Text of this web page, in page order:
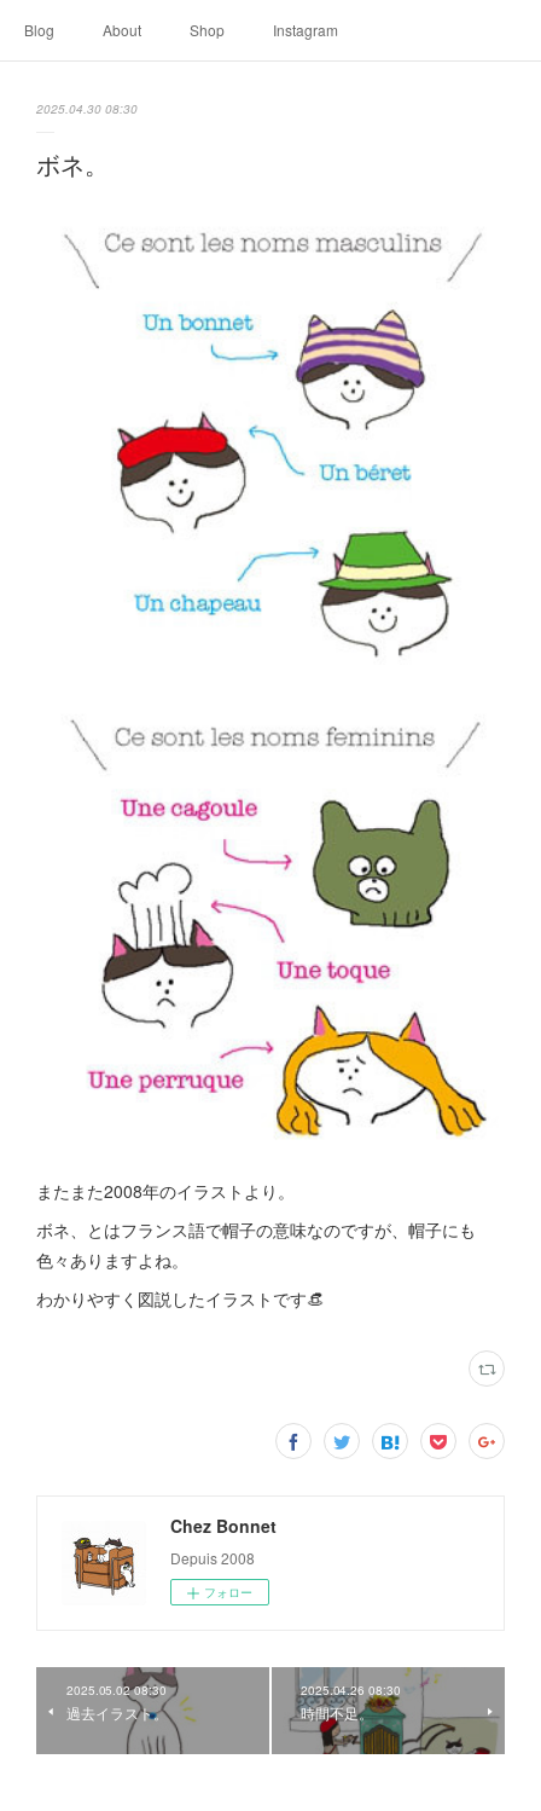
Blog About Shop Instagram
2025.04.30 08:30
ボネ。
またまた2008年のイラストより。
ボネ、とはフランス語で帽子の意味なのですが、帽子にも
色々ありますよね。
わかりやすく図説したイラストです👒
Chez Bonnet
Depuis 2008
フォロー
2025.05.02 08:30
過去イラスト。
2025.04.26 08:30
時間不足。